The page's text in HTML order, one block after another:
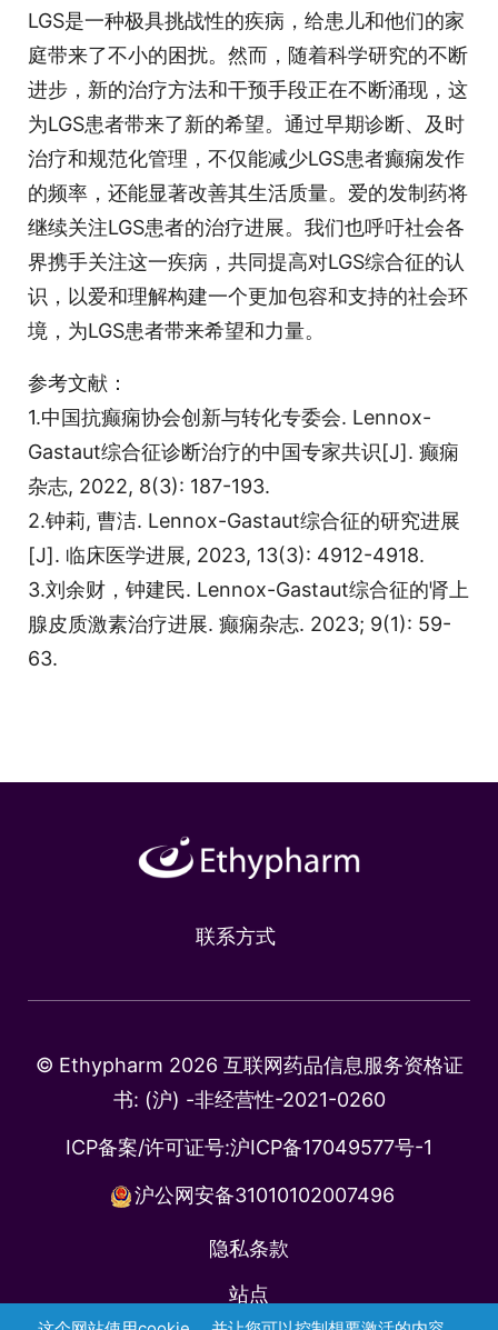
LGS是一种极具挑战性的疾病，给患儿和他们的家
庭带来了不小的困扰。然而，随着科学研究的不断
进步，新的治疗方法和干预手段正在不断涌现，这
为LGS患者带来了新的希望。通过早期诊断、及时
治疗和规范化管理，不仅能减少LGS患者癫痫发作
的频率，还能显著改善其生活质量。爱的发制药将
继续关注LGS患者的治疗进展。我们也呼吁社会各
界携手关注这一疾病，共同提高对LGS综合征的认
识，以爱和理解构建一个更加包容和支持的社会环
境，为LGS患者带来希望和力量。
参考文献：
1.中国抗癫痫协会创新与转化专委会. Lennox-
Gastaut综合征诊断治疗的中国专家共识[J]. 癫痫
杂志, 2022, 8(3): 187-193.
2.钟莉, 曹洁. Lennox-Gastaut综合征的研究进展
[J]. 临床医学进展, 2023, 13(3): 4912-4918.
3.刘余财，钟建民. Lennox-Gastaut综合征的肾上
腺皮质激素治疗进展. 癫痫杂志. 2023; 9(1): 59-
63.
联系方式
© Ethypharm 2026 互联网药品信息服务资格证
书: (沪) -非经营性-2021-0260
ICP备案/许可证号:沪ICP备17049577号-1
沪公网安备31010102007496
隐私条款
站点